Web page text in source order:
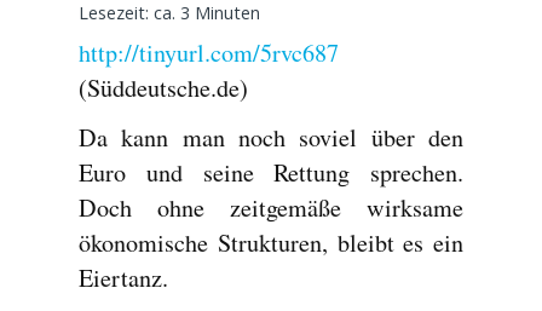
Lesezeit: ca. 3 Minuten
http://tinyurl.com/5rvc687
(Süddeutsche.de)
Da kann man noch soviel über den
Euro und seine Rettung sprechen.
Doch ohne zeitgemäße wirksame
ökonomische Strukturen, bleibt es ein
Eiertanz.